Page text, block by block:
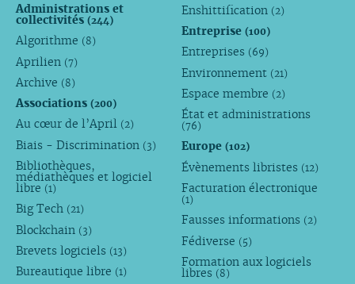
Administrations et
collectivités (244)
Algorithme (8)
Aprilien (7)
Archive (8)
Associations (200)
Au cœur de l’April (2)
Biais - Discrimination (3)
Bibliothèques,
médiathèques et logiciel
libre (1)
Big Tech (21)
Blockchain (3)
Brevets logiciels (13)
Bureautique libre (1)
Enshittification (2)
Entreprise(100)
Entreprises (69)
Environnement (21)
Espace membre (2)
État et administrations
(76)
Europe(102)
Évènements libristes (12)
Facturation électronique
(1)
Fausses informations (2)
Fédiverse (5)
Formation aux logiciels
libres (8)